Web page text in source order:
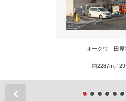
オークワ 田原
約2287m／